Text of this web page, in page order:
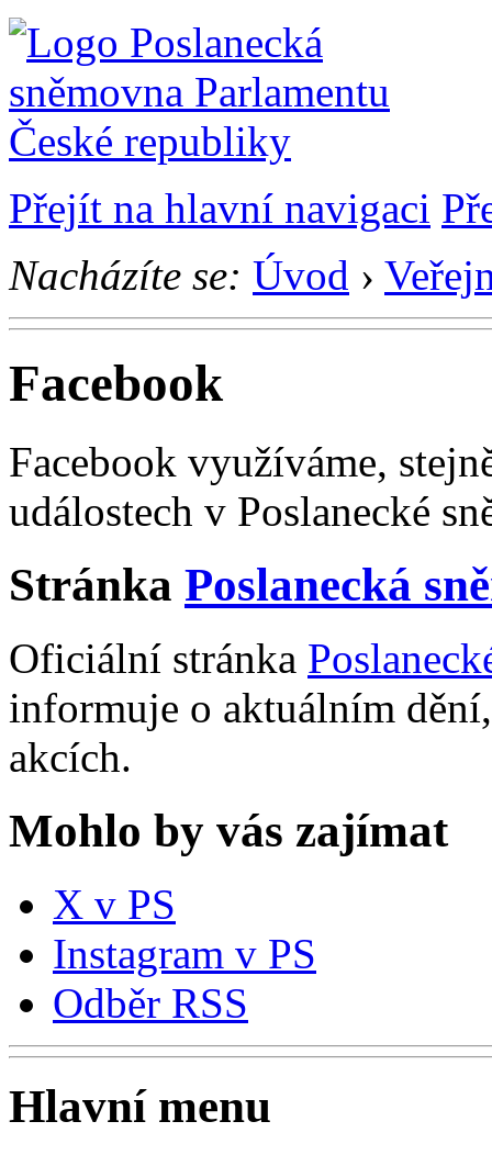
Přejít na hlavní navigaci
Nacházíte se: Úvod ›
Facebook
Facebook využíváme,
událostech v Poslanecké
Stránka Poslanecká
Oficiální stránka
informuje o aktuálním
akcích.
Mohlo by vás zajímat
X v PS
Instagram v PS
Odběr RSS
Hlavní menu